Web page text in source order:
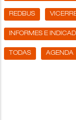
REDBUS
INFORMES E
TODAS AGENDA